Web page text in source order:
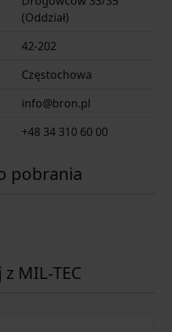
(Oddział)
42-202
Częstochowa
info@bron.pl
+48 34 310 60 00
pobrania
MIL-TEC